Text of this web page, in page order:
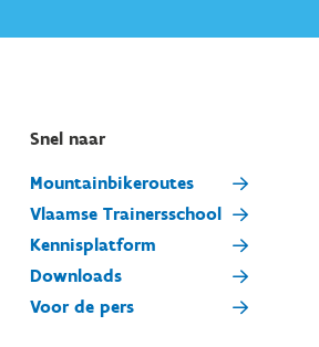
Snel naar
Mountainbikeroutes
Vlaamse Trainersschool
Kennisplatform
Downloads
Voor de pers